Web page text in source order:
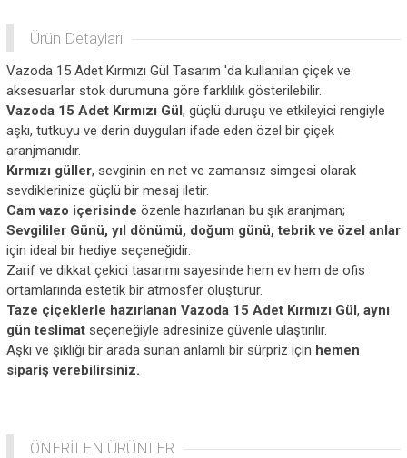
Ürün Detayları
Vazoda 15 Adet Kırmızı Gül Tasarım 'da kullanılan çiçek ve
aksesuarlar stok durumuna göre farklılık gösterilebilir.
Vazoda 15 Adet Kırmızı Gül , güçlü duruşu ve etkileyici rengiyle
aşkı, tutkuyu ve derin duyguları ifade eden özel bir çiçek
aranjmanıdır.
Kırmızı güller, sevginin en net ve zamansız simgesi olarak
sevdiklerinize güçlü bir mesaj iletir.
Cam vazo içerisinde özenle hazırlanan bu şık aranjman;
Sevgililer Günü, yıl dönümü, doğum günü, tebrik ve özel anlar
için ideal bir hediye seçeneğidir.
Zarif ve dikkat çekici tasarımı sayesinde hem ev hem de ofis
ortamlarında estetik bir atmosfer oluşturur.
Taze çiçeklerle hazırlanan Vazoda 15 Adet Kırmızı Gül , aynı
gün teslimat seçeneğiyle adresinize güvenle ulaştırılır.
Aşkı ve şıklığı bir arada sunan anlamlı bir sürpriz için hemen
sipariş verebilirsiniz.
ÖNERİLEN ÜRÜNLER